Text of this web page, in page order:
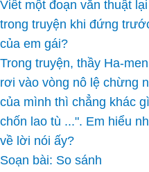
Viết một đoạn văn thuật
trong truyện khi đứng
của em gái?
Trong truyện, thầy Ha-
rơi vào vòng nô lệ chừng
của mình thì chẳng khác
chốn lao tù ...". Em hiểu
về lời nói ấy?
Soạn bài: So sánh